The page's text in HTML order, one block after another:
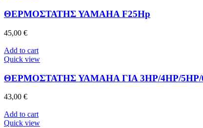
ΘΕΡΜΟΣΤΑΤΗΣ ΥΑΜΑΗΑ F25Hp
45,00 €
Add to cart
Quick view
ΘΕΡΜΟΣΤΑΤΗΣ ΥΑΜΑΗΑ ΓIA 3HP/4HP/5HP/
43,00 €
Add to cart
Quick view